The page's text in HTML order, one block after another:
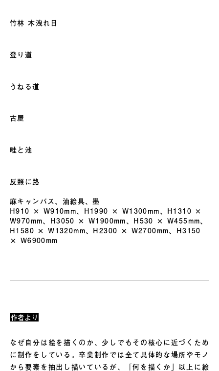
竹林 木洩れ日
登り道
うねる道
古屋
畦と池
反照に路
麻キャンバス、油絵具、墨
H910 × W910mm、H1990 × W1300mm、H1310 ×
W970mm、H3050 × W1900mm、H530 × W455mm、
H1580 × W1320mm、H2300 × W2700mm、H3150
× W6900mm
作者より
なぜ自分は絵を描くのか、少しでもその核心に近づくため
に制作をしている。卒業制作では全て具体的な場所やモノ
から要素を抽出し描いているが、「何を描くか」以上に絵